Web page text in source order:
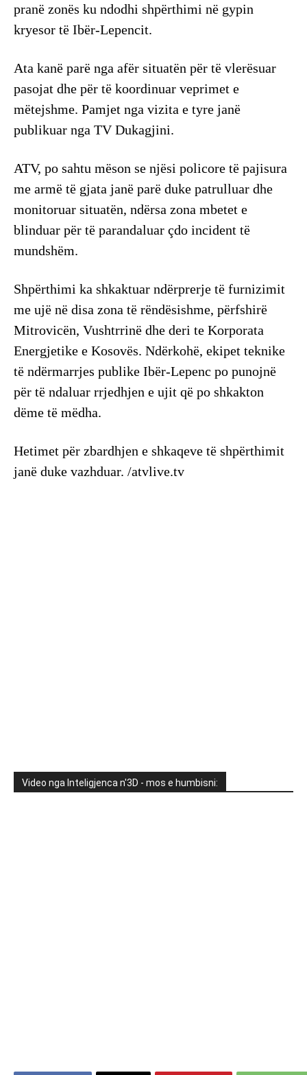
pranë zonës ku ndodhi shpërthimi në gypin
kryesor të Ibër-Lepencit.
Ata kanë parë nga afër situatën për të vlerësuar
pasojat dhe për të koordinuar veprimet e
mëtejshme. Pamjet nga vizita e tyre janë
publikuar nga TV Dukagjini.
ATV, po sahtu mëson se njësi policore të pajisura
me armë të gjata janë parë duke patrulluar dhe
monitoruar situatën, ndërsa zona mbetet e
blinduar për të parandaluar çdo incident të
mundshëm.
Shpërthimi ka shkaktuar ndërprerje të furnizimit
me ujë në disa zona të rëndësishme, përfshirë
Mitrovicën, Vushtrrinë dhe deri te Korporata
Energjetike e Kosovës. Ndërkohë, ekipet teknike
të ndërmarrjes publike Ibër-Lepenc po punojnë
për të ndaluar rrjedhjen e ujit që po shkakton
dëme të mëdha.
Hetimet për zbardhjen e shkaqeve të shpërthimit
janë duke vazhduar. /atvlive.tv
Video nga Inteligjenca n'3D - mos e humbisni: